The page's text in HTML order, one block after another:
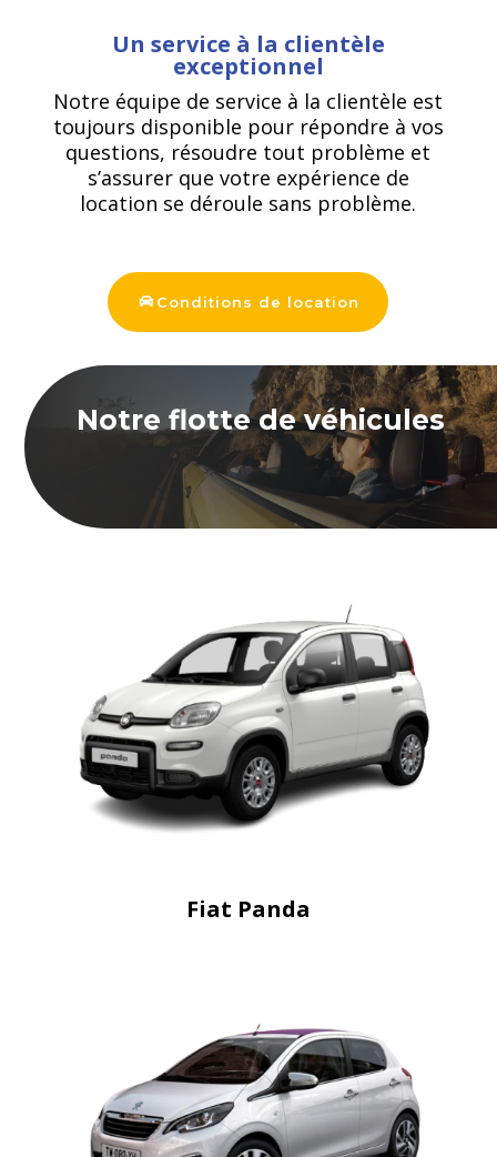
Un service à la clientèle
exceptionnel
Notre équipe de service à la clientèle est
toujours disponible pour répondre à vos
questions, résoudre tout problème et
s’assurer que votre expérience de
location se déroule sans problème.
Conditions de location
Notre flotte de véhicules
Fiat Panda